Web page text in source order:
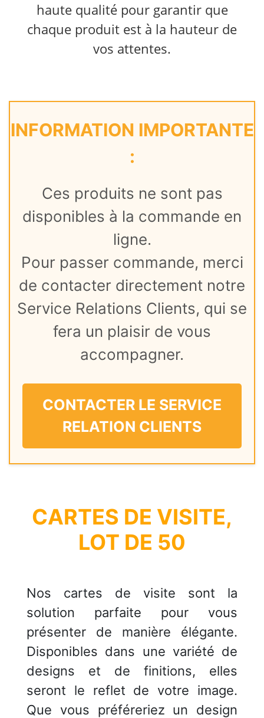
haute qualité pour garantir que
chaque produit est à la hauteur de
vos attentes.
INFORMATION IMPORTANTE
:
Ces produits ne sont pas
disponibles à la commande en
ligne.
Pour passer commande, merci
de contacter directement notre
Service Relations Clients, qui se
fera un plaisir de vous
accompagner.
CONTACTER LE SERVICE
RELATION CLIENTS
CARTES DE VISITE,
LOT DE 50
Nos cartes de visite sont la
solution parfaite pour vous
présenter de manière élégante.
Disponibles dans une variété de
designs et de finitions, elles
seront le reflet de votre image.
Que vous préféreriez un design